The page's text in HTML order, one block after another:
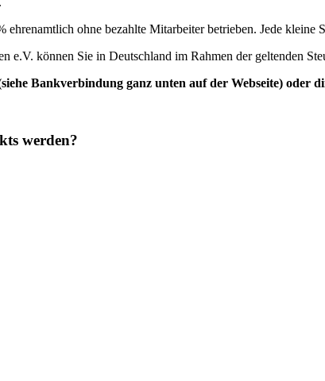
ehrenamtlich ohne bezahlte Mitarbeiter betrieben. Jede
e.V. können Sie in Deutschland im Rahmen der geltenden
Bankverbindung ganz unten auf der Webseite)
werden?